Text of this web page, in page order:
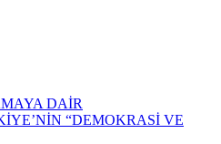
DAİR
“DEMOKRASİ VE